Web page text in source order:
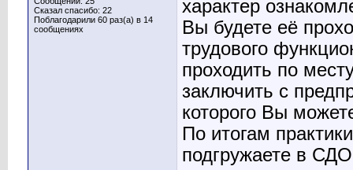
Сказал спасибо: 22
Поблагодарили 60 раз(а) в 14
сообщениях
характер
Вы будете её
трудового
проходить по
заключить с
которого Вы
По итогам
подгружаете в